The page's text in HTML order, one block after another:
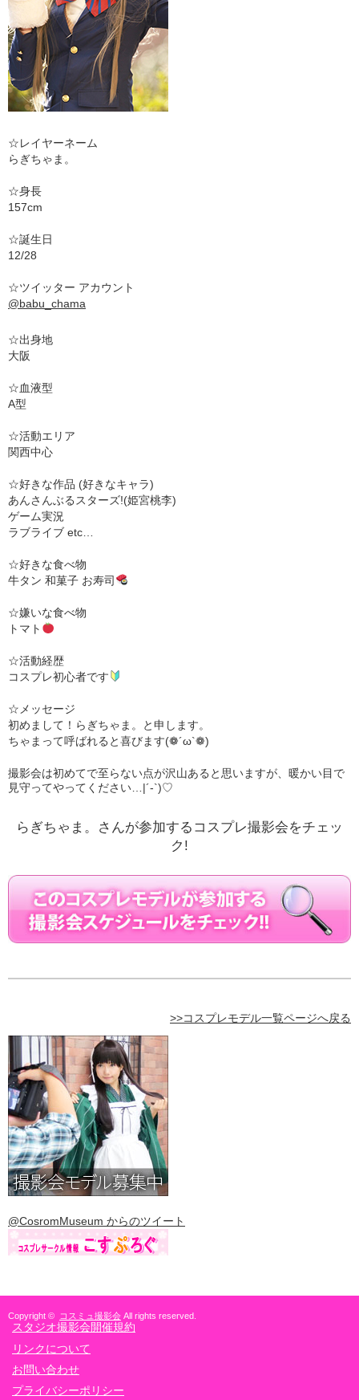
☆レイヤーネーム
らぎちゃま。
☆身長
157cm
☆誕生日
12/28
☆ツイッター アカウント
@babu_chama
☆出身地
大阪
☆血液型
A型
☆活動エリア
関西中心
☆好きな作品 (好きなキャラ)
あんさんぶるスターズ!(姫宮桃李)
ゲーム実況
ラブライブ etc…
☆好きな食べ物
牛タン 和菓子 お寿司
☆嫌いな食べ物
トマト
☆活動経歴
コスプレ初心者です
☆メッセージ
初めまして！らぎちゃま。と申します。
ちゃまって呼ばれると喜びます(❁´ω`❁)
撮影会は初めてで至らない点が沢山あると思いますが、暖かい目で
見守ってやってください…|´-`)♡
らぎちゃま。さんが参加するコスプレ撮影会をチェッ
ク!
>>コスプレモデル一覧ページへ戻る
@CosromMuseum からのツイート
Copyright © コスミュ撮影会 All rights reserved.
スタジオ撮影会開催規約
リンクについて
お問い合わせ
プライバシーポリシー